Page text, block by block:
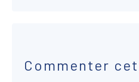
Commenter